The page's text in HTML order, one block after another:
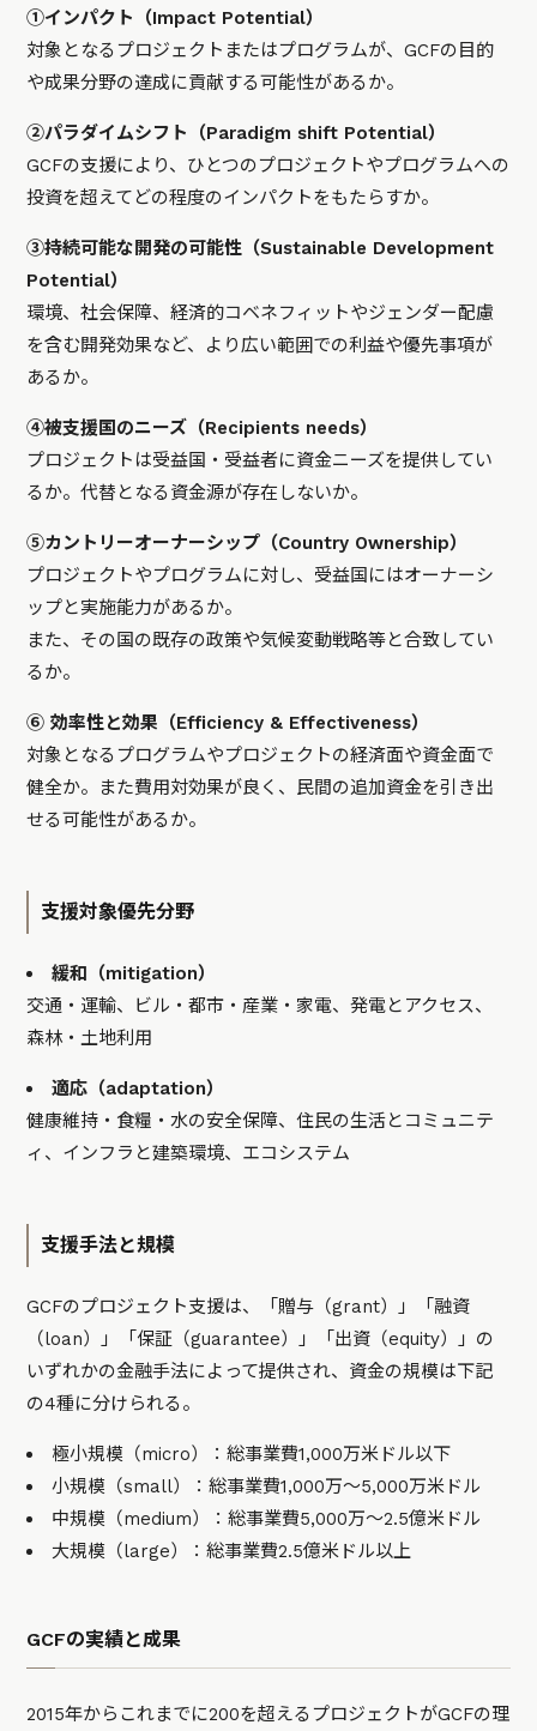
①インパクト（Impact Potential）
対象となるプロジェクトまたはプログラムが、GCFの目的
や成果分野の達成に貢献する可能性があるか。
②パラダイムシフト（Paradigm shift Potential）
GCFの支援により、ひとつのプロジェクトやプログラムへの
投資を超えてどの程度のインパクトをもたらすか。
③持続可能な開発の可能性（Sustainable Development
Potential）
環境、社会保障、経済的コベネフィットやジェンダー配慮
を含む開発効果など、より広い範囲での利益や優先事項が
あるか。
④被支援国のニーズ（Recipients needs）
プロジェクトは受益国・受益者に資金ニーズを提供してい
るか。代替となる資金源が存在しないか。
⑤カントリーオーナーシップ（Country Ownership）
プロジェクトやプログラムに対し、受益国にはオーナーシ
ップと実施能力があるか。
また、その国の既存の政策や気候変動戦略等と合致してい
るか。
⑥ 効率性と効果（Efficiency & Effectiveness）
対象となるプログラムやプロジェクトの経済面や資金面で
健全か。また費用対効果が良く、民間の追加資金を引き出
せる可能性があるか。
支援対象優先分野
緩和（mitigation）
交通・運輸、ビル・都市・産業・家電、発電とアクセス、
森林・土地利用
適応（​​adaptation）
健康維持・食糧・水の安全保障、住民の生活とコミュニテ
ィ、インフラと建築環境、エコシステム
支援手法と規模
GCFのプロジェクト支援は、「贈与（grant）」「融資
（loan）」「保証（guarantee）」「出資（equity）」の
いずれかの金融手法によって提供され、資金の規模は下記
の4種に分けられる。
極小規模（micro）：総事業費1,000万米ドル以下
小規模（small）：総事業費1,000万～5,000万米ドル
中規模（medium）：総事業費5,000万～2.5億米ドル
大規模（large）：総事業費2.5億米ドル以上
GCFの実績と成果
2015年からこれまでに200を超えるプロジェクトがGCFの理